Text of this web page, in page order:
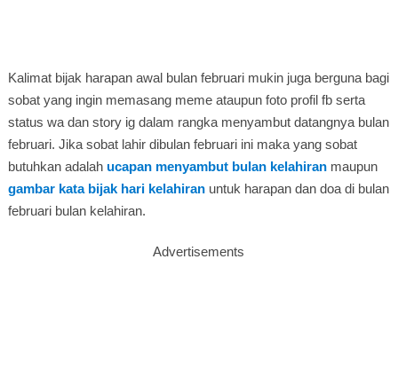
Kalimat bijak harapan awal bulan februari mukin juga berguna bagi
sobat yang ingin memasang meme ataupun foto profil fb serta
status wa dan story ig dalam rangka menyambut datangnya bulan
februari. Jika sobat lahir dibulan februari ini maka yang sobat
butuhkan adalah ucapan menyambut bulan kelahiranmaupun
gambar kata bijak hari kelahiranuntuk harapan dan doa di bulan
februari bulan kelahiran.
Advertisements